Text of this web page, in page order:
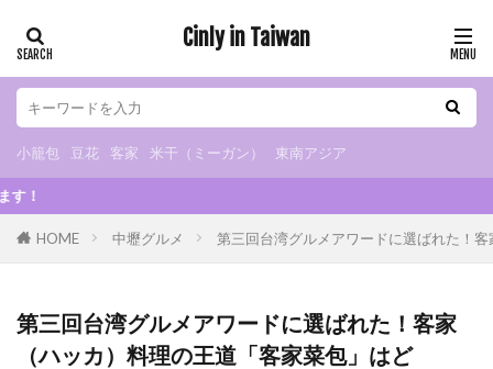
Cinly in Taiwan
小籠包 豆花 客家 米干（ミーガン） 東南アジア
HOME 中壢グルメ 第三回台湾グルメアワードに選ばれた！
第三回台湾グルメアワードに選ばれた！客家
（ハッカ）料理の王道「客家菜包」はど
カテゴリー
タグ
カフェ
夜市 マッサージ
豆花
観光スポット
観光工場
日式宿舎